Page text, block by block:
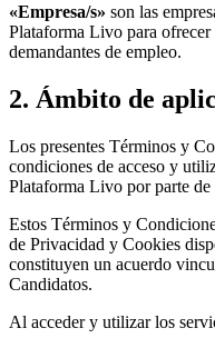
«Empresa/s» son las
Plataforma Livo para ofrecer
demandantes de empleo.
2. Ámbito de
Los presentes Términos y
condiciones de acceso y
Plataforma Livo por parte de
Estos Términos y
de Privacidad y Cookies
constituyen un acuerdo
Candidatos.
Al acceder y utilizar los